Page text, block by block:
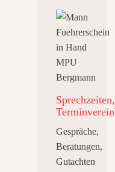
Sprechzeiten,
Gespräche,
Beratungen,
Gutachten